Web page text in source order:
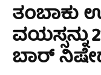
ತಂಬಾಕು
ವಯಸ್ಸನ್ನು
ಬಾರ್‌